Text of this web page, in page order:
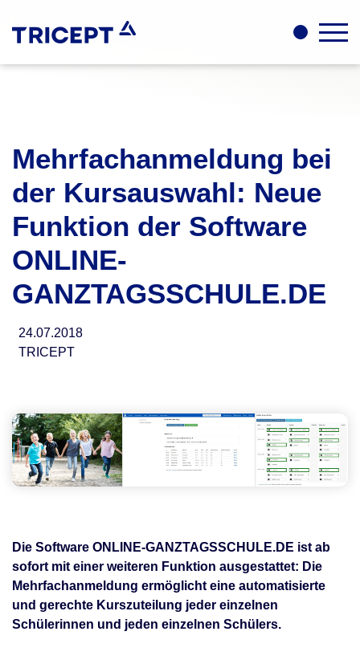
Mehrfachanmeldung bei
der Kursauswahl: Neue
Funktion der Software
ONLINE-
GANZTAGSSCHULE.DE
24.07.2018
TRICEPT
Die Software ONLINE-GANZTAGSSCHULE.DE ist ab
sofort mit einer weiteren Funktion ausgestattet: Die
Mehrfachanmeldung ermöglicht eine automatisierte
und gerechte Kurszuteilung jeder einzelnen
Schülerinnen und jeden einzelnen Schülers.